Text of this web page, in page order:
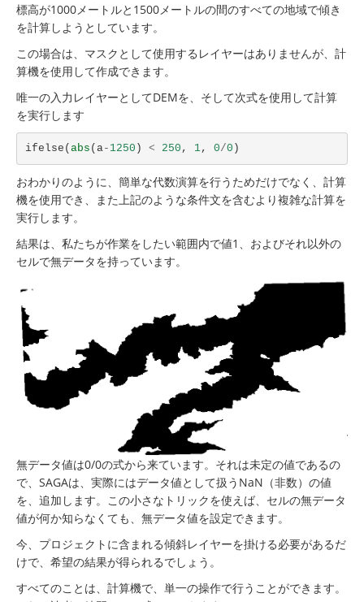
標高が1000メートルと1500メートルの間のすべての地域で傾き
を計算しようとしています。
この場合は、マスクとして使用するレイヤーはありませんが、計
算機を使用して作成できます。
唯一の入力レイヤーとしてDEMを、そして次式を使用して計算
を実行します
ifelse ( abs ( a- 1250 ) < 250 , 1, 0/0 )
おわかりのように、簡単な代数演算を行うためだけでなく、計算
機を使用でき、また上記のような条件文を含むより複雑な計算を
実行します。
結果は、私たちが作業をしたい範囲内で値1、およびそれ以外の
セルで無データを持っています。
無データ値は0/0の式から来ています。それは未定の値であるの
で、SAGAは、実際にはデータ値として扱うNaN（非数）の値
を、追加します。この小さなトリックを使えば、セルの無データ
値が何か知らなくても、無データ値を設定できます。
今、プロジェクトに含まれる傾斜レイヤーを掛ける必要があるだ
けで、希望の結果が得られるでしょう。
すべてのことは、計算機で、単一の操作で行うことができます。